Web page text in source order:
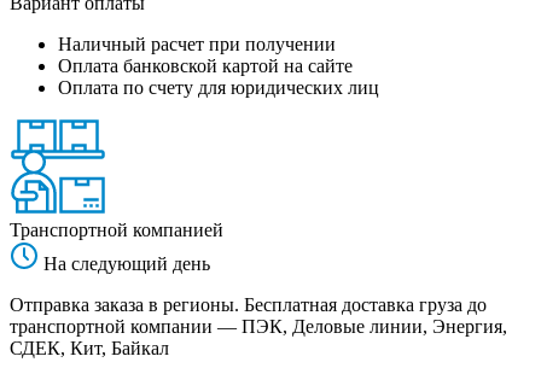
Наличный расчет при получении
Оплата банковской картой на сайте
Оплата по счету для юридических лиц
Транспортной компанией
На следующий день
Отправка заказа в регионы. Бесплатная доставка груза до
транспортной компании — ПЭК, Деловые линии, Энергия,
СДЕК, Кит, Байкал